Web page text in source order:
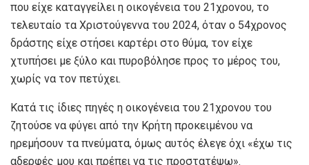
που είχε καταγγείλει η οικογένεια του 21χρονου, το
τελευταίο τα Χριστούγεννα του 2024, όταν ο 54χρονος
δράστης είχε στήσει καρτέρι στο θύμα, τον είχε
χτυπήσει με ξύλο και πυροβόλησε προς το μέρος του,
χωρίς να τον πετύχει.
Κατά τις ίδιες πηγές η οικογένεια του 21χρονου του
ζητούσε να φύγει από την Κρήτη προκειμένου να
ηρεμήσουν τα πνεύματα, όμως αυτός έλεγε όχι «έχω τις
αδερφές μου και πρέπει να τις προστατέψω».